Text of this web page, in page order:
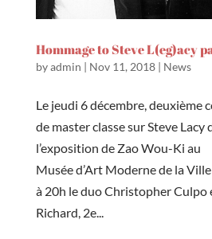
Hommage to Steve L(eg)acy
byadmin | Nov 11, 2018| News
Le jeudi 6 décembre, deuxième
de master classe sur Steve Lacy
l’exposition de Zao Wou-Ki au
Musée d’Art Moderne de la
à 20h le duo Christopher Culpo
Richard, 2e...